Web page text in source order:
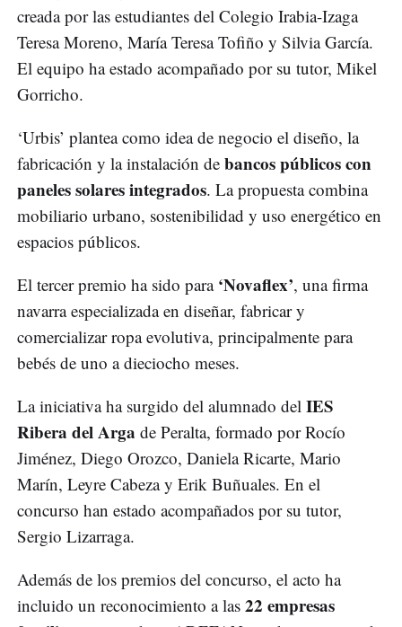
creada por las estudiantes del Colegio Irabia-Izaga
Teresa Moreno, María Teresa Tofiño y Silvia García.
El equipo ha estado acompañado por su tutor, Mikel
Gorricho.
‘Urbis’ plantea como idea de negocio el diseño, la
fabricación y la instalación de bancos públicos con
paneles solares integrados. La propuesta combina
mobiliario urbano, sostenibilidad y uso energético en
espacios públicos.
El tercer premio ha sido para ‘Novaflex’, una firma
navarra especializada en diseñar, fabricar y
comercializar ropa evolutiva, principalmente para
bebés de uno a dieciocho meses.
La iniciativa ha surgido del alumnado del IES
Ribera del Arga de Peralta, formado por Rocío
Jiménez, Diego Orozco, Daniela Ricarte, Mario
Marín, Leyre Cabeza y Erik Buñuales. En el
concurso han estado acompañados por su tutor,
Sergio Lizarraga.
Además de los premios del concurso, el acto ha
incluido un reconocimiento a las 22 empresas